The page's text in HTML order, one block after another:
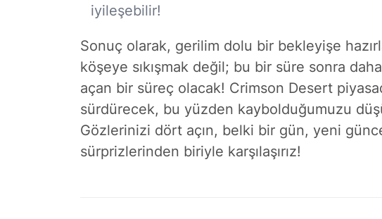
iyileşebilir!
Sonuç olarak, gerilim dolu bir bekleyişe
köşeye sıkışmak değil; bu bir süre sonra
açan bir süreç olacak! Crimson Desert
sürdürecek, bu yüzden kaybolduğumuzu
Gözlerinizi dört açın, belki bir gün, yeni
sürprizlerinden biriyle karşılaşırız!